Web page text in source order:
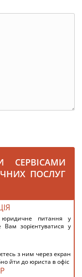
СЕРВІСАМИ
ПОСЛУГ
юридичне питання у
зорієнтуватися у
з ним через екран
йти до юриста в офіс